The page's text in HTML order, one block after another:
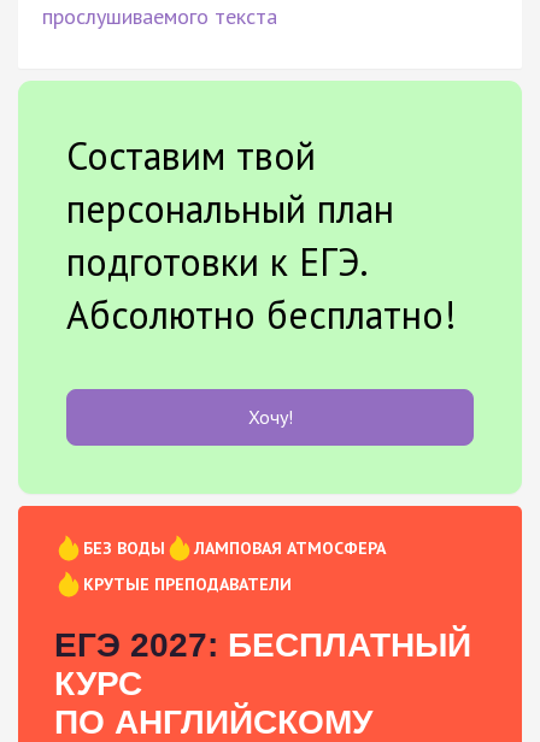
прослушиваемого текста
Составим твой
персональный план
подготовки к ЕГЭ.
Абсолютно бесплатно!
Хочу!
БЕЗ ВОДЫ
ЛАМПОВАЯ АТМОСФЕРА
КРУТЫЕ ПРЕПОДАВАТЕЛИ
ЕГЭ 2027: БЕСПЛАТНЫЙ
КУРС
ПО АНГЛИЙСКОМУ